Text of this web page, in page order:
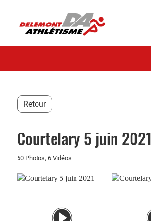
Retour
Courtelary 5 juin 2021
50 Photos, 6 Vidéos